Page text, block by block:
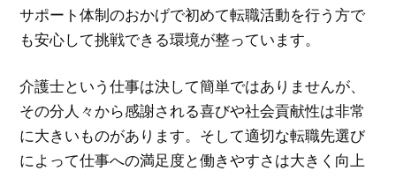
サポート体制のおかげで初めて転職活動を行う方で
も安心して挑戦できる環境が整っています。
介護士という仕事は決して簡単ではありませんが、
その分人々から感謝される喜びや社会貢献性は非常
に大きいものがあります。そして適切な転職先選び
によって仕事への満足度と働きやすさは大きく向上